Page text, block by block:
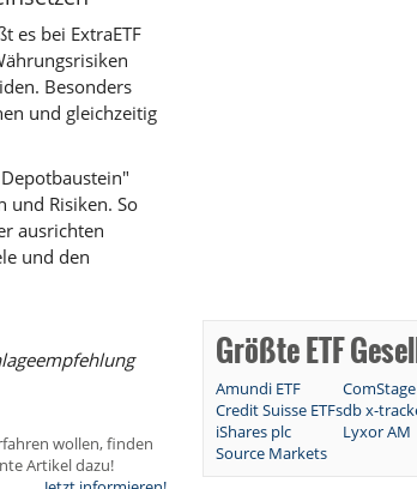
es bei ExtraETF
Besonders
und gleichzeitig
und Risiken. So
ausrichten
und den
wollen, finden
Artikel dazu!
Größte ETF
Amundi ETF
ComStage
Credit Suisse ETFsdb x-
iShares plc
Lyxor AM
Source Markets